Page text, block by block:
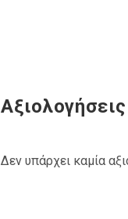
Αξιολογήσεις
Δεν υπάρχει καμία